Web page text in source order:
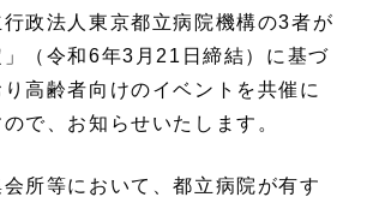
政法人東京都立病院機構の3者が
」（令和6年3月21日締結）に基づ
高齢者向けのイベントを共催に
で、お知らせいたします。
所等において、都立病院が有す